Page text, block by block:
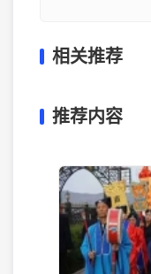
相关推荐
推荐内容